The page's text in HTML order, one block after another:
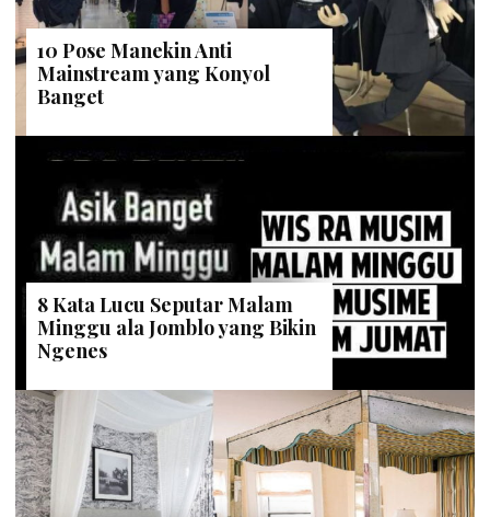
10 Pose Manekin Anti
Mainstream yang Konyol
Banget
8 Kata Lucu Seputar Malam
Minggu ala Jomblo yang Bikin
Ngenes